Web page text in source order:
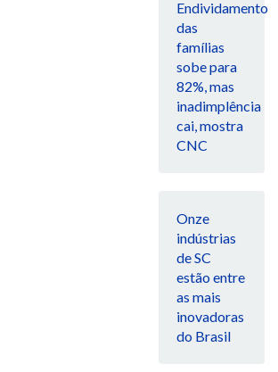
Endividamento
das
famílias
sobe para
82%, mas
inadimplência
cai, mostra
CNC
Onze
indústrias
de SC
estão entre
as mais
inovadoras
do Brasil